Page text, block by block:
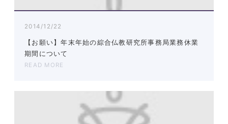
2014/12/22
【お願い】年末年始の綜合仏教研究所事務局業務休業
期間について
READ MORE